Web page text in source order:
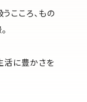
こころ、もの
活に豊かさを